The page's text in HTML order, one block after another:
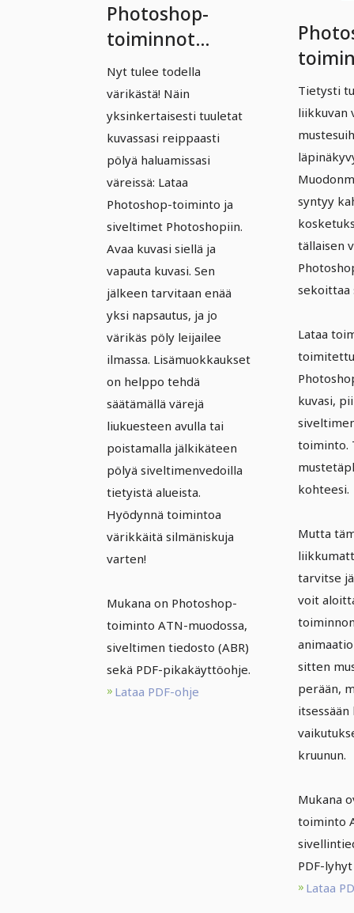
Photoshop-
toiminnot
premium-
luokkaan - Vol.
2: 11 | Värikkäät
pölypilvet
Nyt tulee todella
värikästä! Näin
yksinkertaisesti tuuletat
kuvassasi reippaasti
pölyä haluamissasi
väreissä: Lataa
Photoshop-toiminto ja
siveltimet Photoshopiin.
Avaa kuvasi siellä ja
vapauta kuvasi. Sen
jälkeen tarvitaan enää
yksi napsautus, ja jo
värikäs pöly leijailee
ilmassa. Lisämuokkaukset
on helppo tehdä
säätämällä värejä
liukuesteen avulla tai
poistamalla jälkikäteen
pölyä siveltimenvedoilla
tietyistä alueista.
Hyödynnä toimintoa
värikkäitä silmäniskuja
varten!
Mukana on Photoshop-
toiminto ATN-muodossa,
siveltimen tiedosto (ABR)
sekä PDF-pikakäyttöohje.
Lataa PDF-ohje
–
Tietysti
liikkuvan
syntyy
tällaisen
sekoittaa
Lataa
kuvasi,
toiminto.
kohteesi.
Mutta
tarvitse
voit
sitten
perään,
kruunun.
Mukana
toiminto
PDF-
Lataa